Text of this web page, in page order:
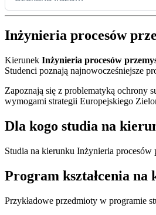
Inżynieria procesów
Kierunek Inżynieria procesów
Studenci poznają najnowocześniejsze
Zapoznają się z problematyką ochrony
wymogami strategii Europejskiego
Dla kogo studia na
Studia na kierunku Inżynieria procesów
Program kształcenia
Przykładowe przedmioty w programie